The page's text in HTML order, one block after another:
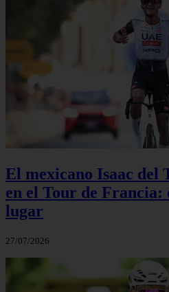
El mexicano Isaac del
en el Tour de Francia:
lugar
27/07/2026